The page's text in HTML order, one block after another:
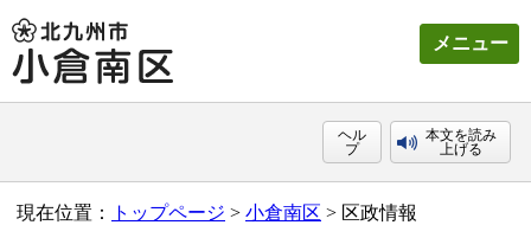
メニュー
ヘル
プ
本文を読み
上げる
現在位置： トップページ > 小倉南区 > 区政情報